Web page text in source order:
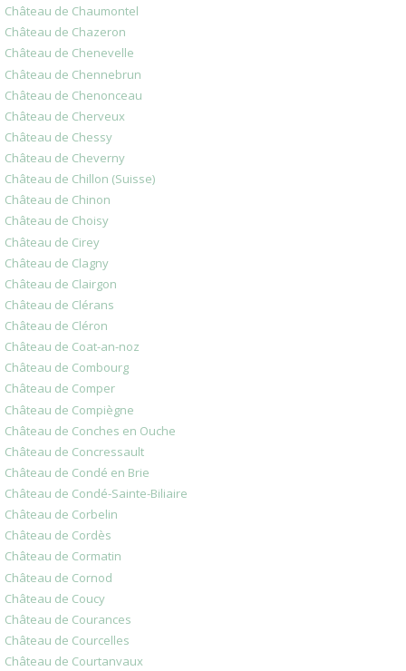
Château de Chaumontel
Château de Chazeron
Château de Chenevelle
Château de Chennebrun
Château de Chenonceau
Château de Cherveux
Château de Chessy
Château de Cheverny
Château de Chillon (Suisse)
Château de Chinon
Château de Choisy
Château de Cirey
Château de Clagny
Château de Clairgon
Château de Clérans
Château de Cléron
Château de Coat-an-noz
Château de Combourg
Château de Comper
Château de Compiègne
Château de Conches en Ouche
Château de Concressault
Château de Condé en Brie
Château de Condé-Sainte-Biliaire
Château de Corbelin
Château de Cordès
Château de Cormatin
Château de Cornod
Château de Coucy
Château de Courances
Château de Courcelles
Château de Courtanvaux